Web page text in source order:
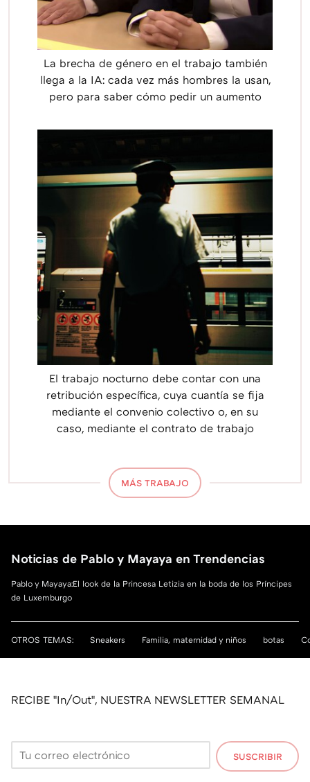
La brecha de género en el trabajo también
llega a la IA: cada vez más hombres la usan,
pero para saber cómo pedir un aumento
El trabajo nocturno debe contar con una
retribución específica, cuya cuantía se fija
mediante el convenio colectivo o, en su
caso, mediante el contrato de trabajo
MÁS TRABAJO
Noticias de Pablo y Mayaya en Trendencias
Pablo y Mayaya:El look de la Princesa Letizia en la boda de los Príncipes
de Luxemburgo
OTROS TEMAS: Sneakers Familia, maternidad y niños botas
RECIBE "In/Out", NUESTRA NEWSLETTER SEMANAL
SUSCRIBIR